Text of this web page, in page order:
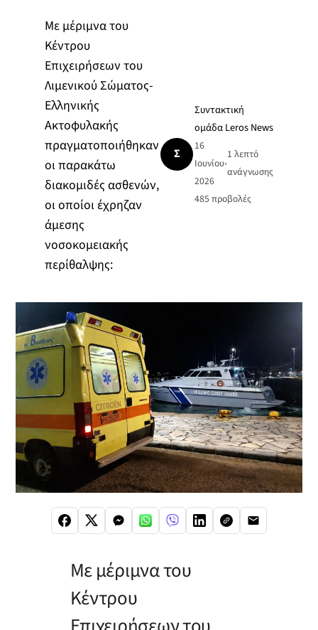
Με μέριμνα του
Κέντρου
Επιχειρήσεων του
Λιμενικού Σώματος-
Ελληνικής
Ακτοφυλακής
πραγματοποιήθηκαν
οι παρακάτω
διακομιδές ασθενών,
οι οποίοι έχρηζαν
άμεσης
νοσοκομειακής
περίθαλψης:
Σ
Συντακτική
ομάδα Leros News
16
Ιουνίου
2026
•
1 λεπτό
ανάγνωσης
485 προβολές
Με μέριμνα του
Κέντρου